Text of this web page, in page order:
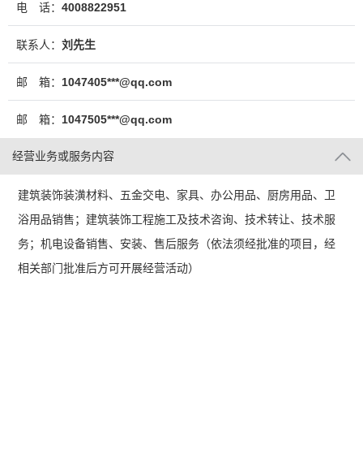
电 话： 4008822951
联系人： 刘先生
邮 箱： 1047405***@qq.com
邮 箱： 1047505***@qq.com
经营业务或服务内容
建筑装饰装潢材料、五金交电、家具、办公用品、厨房用品、卫
浴用品销售；建筑装饰工程施工及技术咨询、技术转让、技术服
务；机电设备销售、安装、售后服务（依法须经批准的项目，经
相关部门批准后方可开展经营活动）